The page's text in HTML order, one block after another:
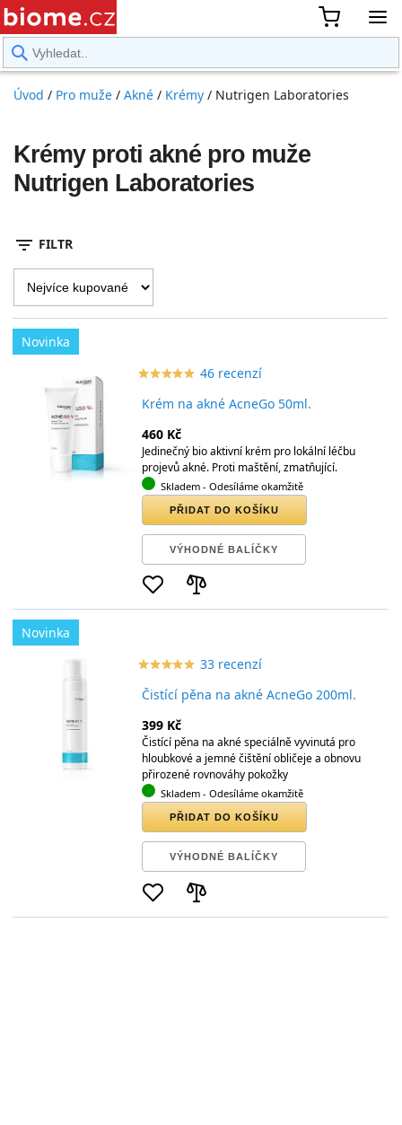
Úvod / Pro muže / Akné / Krémy / Nutrigen Laboratories
Krémy proti akné pro muže
Nutrigen Laboratories
filter_list FILTR
Novinka
star_borderstar_borderstar_borderstar_borderstar_border
starstarstarstarstar 46 recenzí
Krém na akné AcneGo 50ml.
460 Kč
Jedinečný bio aktivní krém pro lokální léčbu
projevů akné. Proti maštění, zmatňující.
Skladem - Odesíláme okamžitě
PŘIDAT DO KOŠÍKU
VÝHODNÉ BALÍČKY
Novinka
star_borderstar_borderstar_borderstar_borderstar_border
starstarstarstarstar 33 recenzí
Čistící pěna na akné AcneGo 200ml.
399 Kč
Čistící pěna na akné speciálně vyvinutá pro
hloubkové a jemné čištění obličeje a obnovu
přirozené rovnováhy pokožky
Skladem - Odesíláme okamžitě
PŘIDAT DO KOŠÍKU
VÝHODNÉ BALÍČKY